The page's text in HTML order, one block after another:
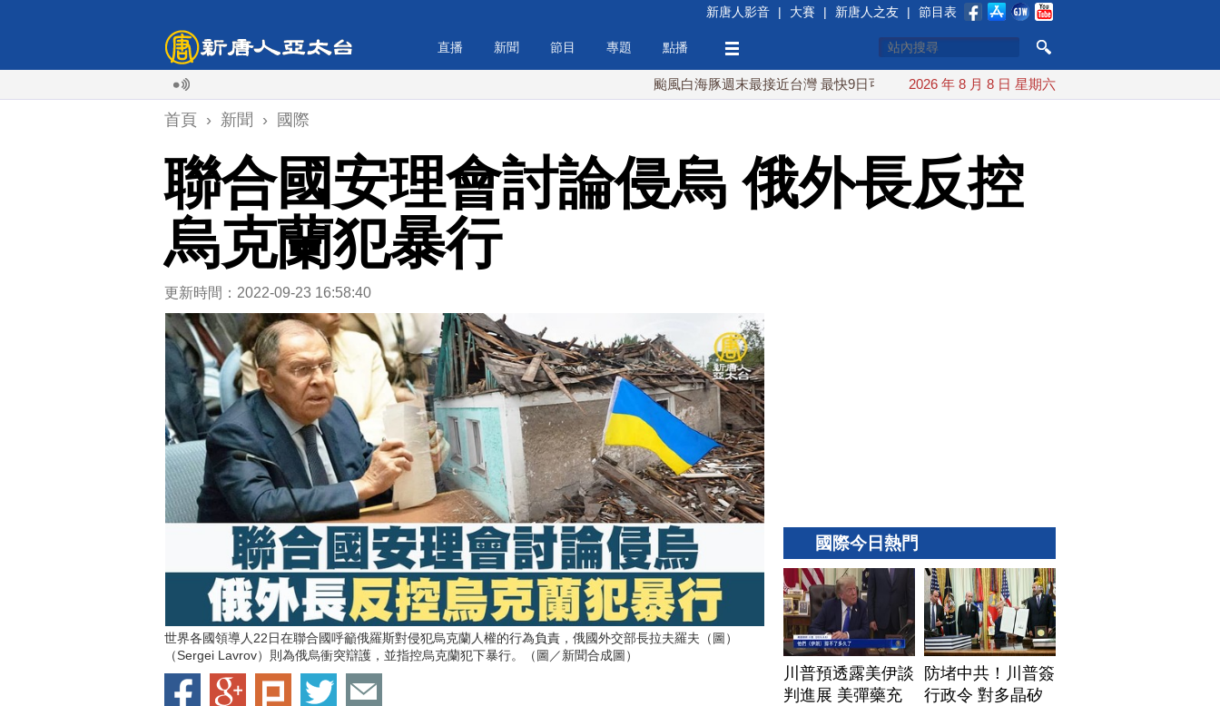
新唐人影音 | 大賽 | 新唐人之友 | 節目表
直播 新聞 節目 專題 點播
颱風白海豚週末最接近台灣 最快9日可能登陸中國 台灣漢光首結合城鎮演習 AIT連續發文讚「韌性
2026 年 8 月 8 日 星期六
首頁 › 新聞 › 國際
聯合國安理會討論侵烏 俄外長反控
烏克蘭犯暴行
更新時間：2022-09-23 16:58:40
世界各國領導人22日在聯合國呼籲俄羅斯對侵犯烏克蘭人權的行為負責，俄國外交部長拉夫羅夫（圖）
（Sergei Lavrov）則為俄烏衝突辯護，並指控烏克蘭犯下暴行。（圖／新聞合成圖）
國際今日熱門
川普預透露美伊談
判進展 美彈藥充
防堵中共！川普簽
行政令 對多晶矽